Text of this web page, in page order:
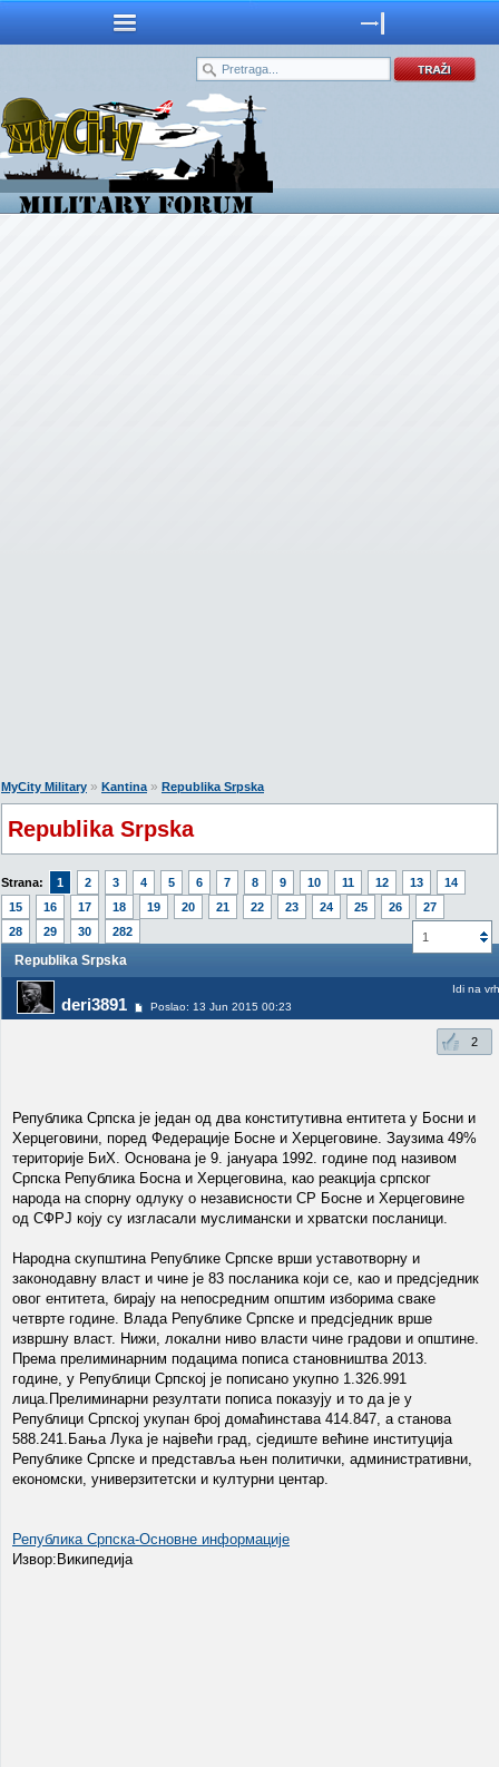
MyCity Military » Kantina» Republika Srpska
Republika Srpska
Strana: 1 2 3 4 5 6 7 8 9 10 11 12 13
14
15
16 17 18 19 20 21 22 23 24 25 26
27
28
29 30 282 1
Republika Srpska
deri3891 Poslao: 13 Jun 2015 00:23
Idi na vrh
2
Република Српска је један од два конститутивна ентитета у Босни и
Херцеговини, поред Федерације Босне и Херцеговине. Заузима 49%
територије БиХ. Основана је 9. јануара 1992. године под називом
Српска Република Босна и Херцеговина, као реакција српског
народа на спорну одлуку о независности СР Босне и Херцеговине
од СФРЈ коју су изгласали муслимански и хрватски посланици.
Народна скупштина Републике Српске врши уставотворну и
законодавну власт и чине је 83 посланика који се, као и предсједник
овог ентитета, бирају на непосредним општим изборима сваке
четврте године. Влада Републике Српске и предсједник врше
извршну власт. Нижи, локални ниво власти чине градови и општине.
Према прелиминарним подацима пописа становништва 2013.
године, у Републици Српској је пописано укупно 1.326.991
лица.Прелиминарни резултати пописа показују и то да је у
Републици Српској укупан број домаћинстава 414.847, а станова
588.241.Бања Лука је највећи град, сједиште већине институција
Републике Српске и представља њен политички, административни,
економски, универзитетски и културни центар.
Република Српска-Основне информације
Извор:Википедија